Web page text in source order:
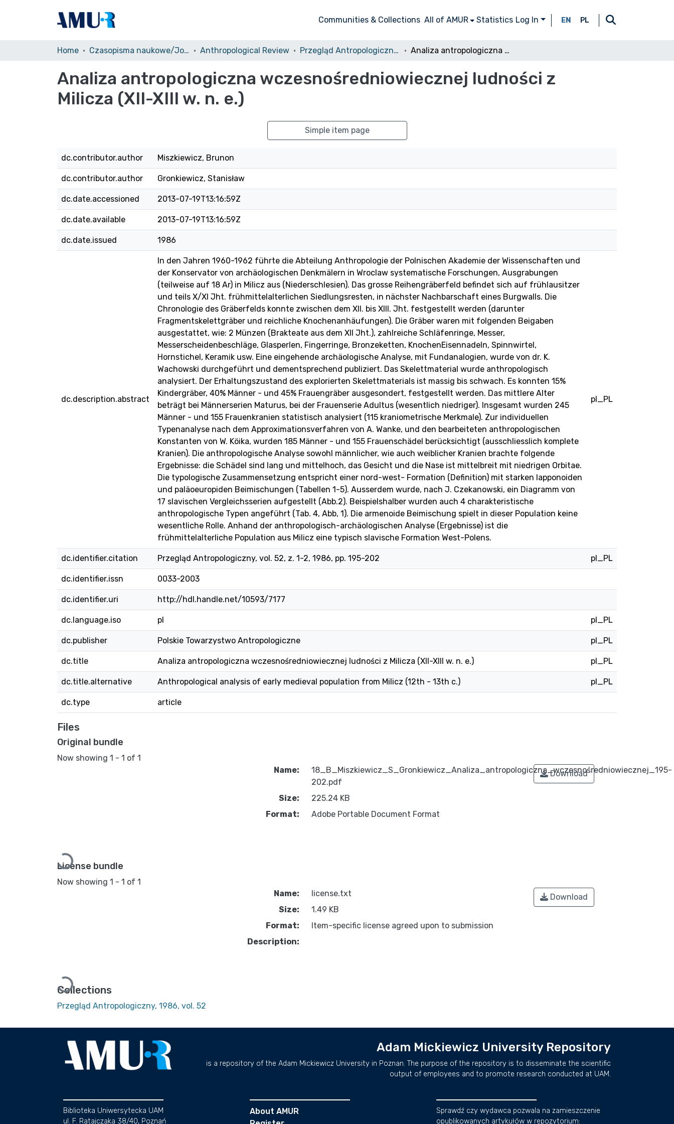
Communities & Collections All of AMUR Statistics Log In EN PL
Home Czasopisma naukowe/Journals Anthropological Review Przegląd Antropologiczny, 1986, vol. 52 Analiza antropologiczna wczesnośredniowiecznej ludności z Milicza (XII-XIII w. n. e.)
Analiza antropologiczna wczesnośredniowiecznej ludności z
Milicza (XII-XIII w. n. e.)
Simple item page
dc.contributor.author Miszkiewicz, Brunon
dc.contributor.author Gronkiewicz, Stanisław
dc.date.accessioned 2013-07-19T13:16:59Z
dc.date.available 2013-07-19T13:16:59Z
dc.date.issued 1986
dc.description.abstract
In den Jahren 1960-1962 führte die Abteilung Anthropologie der Polnischen Akademie der Wissenschaften und
der Konservator von archäologischen Denkmälern in Wroclaw systematische Forschungen, Ausgrabungen
(teilweise auf 18 Ar) in Milicz aus (Niederschlesien). Das grosse Reihengräberfeld befindet sich auf frühlausitzer
und teils X/XI Jht. frühmittelalterlichen Siedlungsresten, in nächster Nachbarschaft eines Burgwalls. Die
Chronologie des Gräberfelds konnte zwischen dem XII. bis XIII. Jht. festgestellt werden (darunter
Fragmentskelettgräber und reichliche Knochenanhäufungen). Die Gräber waren mit folgenden Beigaben
ausgestattet, wie: 2 Münzen (Brakteate aus dem XII Jht.), zahlreiche Schläfenringe, Messer,
Messerscheidenbeschläge, Glasperlen, Fingerringe, Bronzeketten, KnochenEisennadeln, Spinnwirtel,
Hornstichel, Keramik usw. Eine eingehende archäologische Analyse, mit Fundanalogien, wurde von dr. K.
Wachowski durchgeführt und dementsprechend publiziert. Das Skelettmaterial wurde anthropologisch
analysiert. Der Erhaltungszustand des explorierten Skelettmaterials ist massig bis schwach. Es konnten 15%
Kindergräber, 40% Männer - und 45% Frauengräber ausgesondert, festgestellt werden. Das mittlere Alter
beträgt bei Männerserien Maturus, bei der Frauenserie Adultus (wesentlich niedriger). Insgesamt wurden 245
Männer - und 155 Frauenkranien statistisch analysiert (115 kraniometrische Merkmale). Zur individuellen
Typenanalyse nach dem Approximationsverfahren von A. Wanke, und den bearbeiteten anthropologischen
Konstanten von W. Köika, wurden 185 Männer - und 155 Frauenschädel berücksichtigt (ausschliesslich komplete
Kranien). Die anthropologische Analyse sowohl männlicher, wie auch weiblicher Kranien brachte folgende
Ergebnisse: die Schädel sind lang und mittelhoch, das Gesicht und die Nase ist mittelbreit mit niedrigen Orbitae.
Die typologische Zusammensetzung entspricht einer nord-west- Formation (Definition) mit starken lapponoiden
und paläoeuropiden Beimischungen (Tabellen 1-5). Ausserdem wurde, nach J. Czekanowski, ein Diagramm von
17 slavischen Vergleichsserien aufgestellt (Abb.2). Beispielshalber wurden auch 4 charakteristische
anthropologische Typen angeführt (Tab. 4, Abb, 1). Die armenoide Beimischung spielt in dieser Population keine
wesentliche Rolle. Anhand der anthropologisch-archäologischen Analyse (Ergebnisse) ist die
frühmittelalterliche Population aus Milicz eine typisch slavische Formation West-Polens.
pl_PL
dc.identifier.citation Przegląd Antropologiczny, vol. 52, z. 1-2, 1986, pp. 195-202 pl_PL
dc.identifier.issn 0033-2003
dc.identifier.uri http://hdl.handle.net/10593/7177
dc.language.iso pl pl_PL
dc.publisher Polskie Towarzystwo Antropologiczne pl_PL
dc.title Analiza antropologiczna wczesnośredniowiecznej ludności z Milicza (XII-XIII w. n. e.) pl_PL
dc.title.alternative Anthropological analysis of early medieval population from Milicz (12th - 13th c.) pl_PL
dc.type article
Files
Original bundle
Now showing 1 - 1 of 1
Loading...
Name:
18_B_Miszkiewicz_S_Gronkiewicz_Analiza_antropologiczna_wczesnośredniowiecznej_195-
202.pdf
Size:
225.24 KB
Format:
Adobe Portable Document Format
Download
License bundle
Now showing 1 - 1 of 1
Loading...
Name:
license.txt
Size:
1.49 KB
Format:
Item-specific license agreed upon to submission
Description:
Download
Collections
Przegląd Antropologiczny, 1986, vol. 52
Adam Mickiewicz University Repository
is a repository of the Adam Mickiewicz University in Poznan. The purpose of the repository is to disseminate the scientific
output of employees and to promote research conducted at UAM.
Biblioteka Uniwersytecka UAM
ul. F. Ratajczaka 38/40, Poznań
About AMUR
Sprawdź czy wydawca pozwala na zamieszczenie
opublikowanych artykułów w repozytorium: